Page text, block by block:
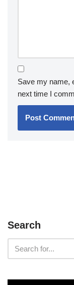
Save my name,
next time I
Search